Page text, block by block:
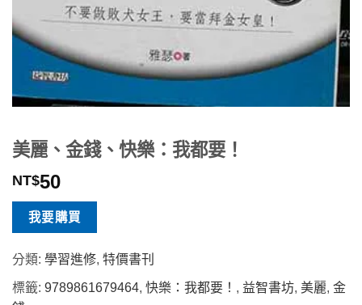
美麗、金錢、快樂：我都要！
NT$50
我要購買
分類: 學習進修, 特價書刊
標籤: 9789861679464, 快樂：我都要！ , 益智書坊, 美麗, 金